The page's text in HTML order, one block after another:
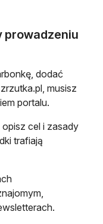
prowadzeniu
dodać
musisz
portalu.
opisz cel i zasady
trafiają